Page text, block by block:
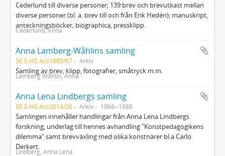
Cederlund till diverse personer; 139 brev och brevutkast mellan
diverse personer (bl. a. brev till och från Erik Hedén); manuskript,
anteckningsböcker, biographica, pressklipp.
Cederlund, Anna
Anna Lamberg-Wåhlins samling
SE S-HS Acc1985/67 Arkiv
Samling av brev, klipp, fotografier, småtryck m.m.
Lamberg Wåhlin, Anna
Anna Lena Lindbergs samling
SE S-HS Acc2014/26 Arkiv 1966--1988
Samlingen innehåller handlingar från Anna Lena Lindbergs
forskning, underlag till hennes avhandling "Konstpedagogikens
dilemma" samt brevväxling med olika konstnärer bl.a Carlo
Derkert.
Lindberg, Anna Lena